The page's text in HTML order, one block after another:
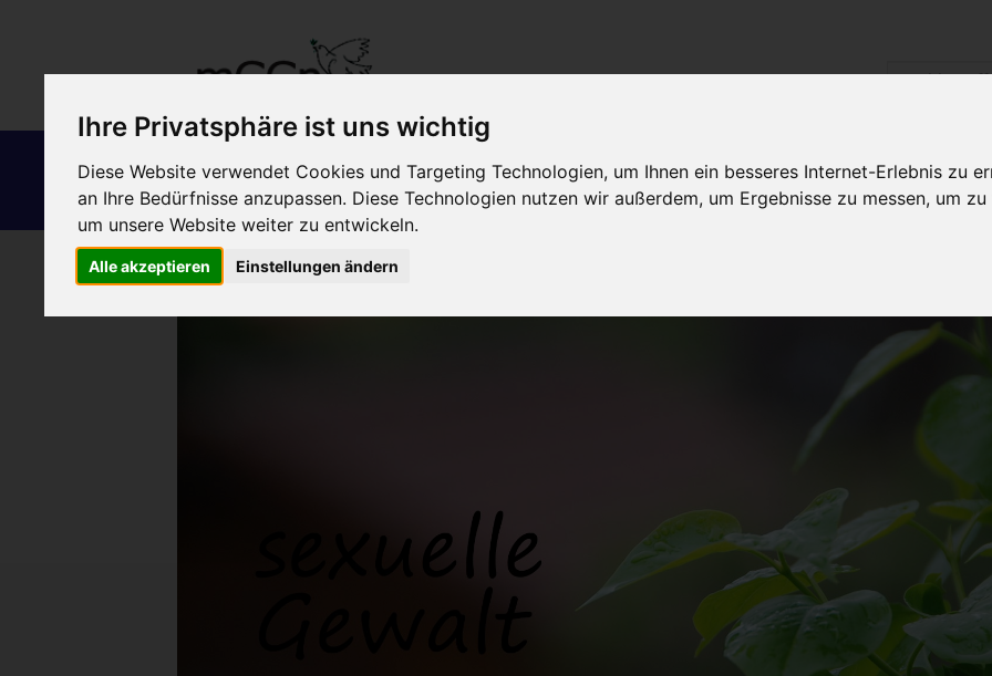
Ihre Privatsphäre ist uns wichtig
Diese Website verwendet Cookies und Targeting Technologien, um Ihnen ein besseres Internet-Erlebnis zu
an Ihre Bedürfnisse anzupassen. Diese Technologien nutzen wir außerdem, um Ergebnisse zu messen, um
um unsere Website weiter zu entwickeln.
Alle akzeptieren Einstellungen ändern
Schutz und
Förderung
Frieden
Gerechtigkeit
Menschlichkeit
Politik Wirtschaft
Gesellschaft
Arbeit/Bildung dagegen sein